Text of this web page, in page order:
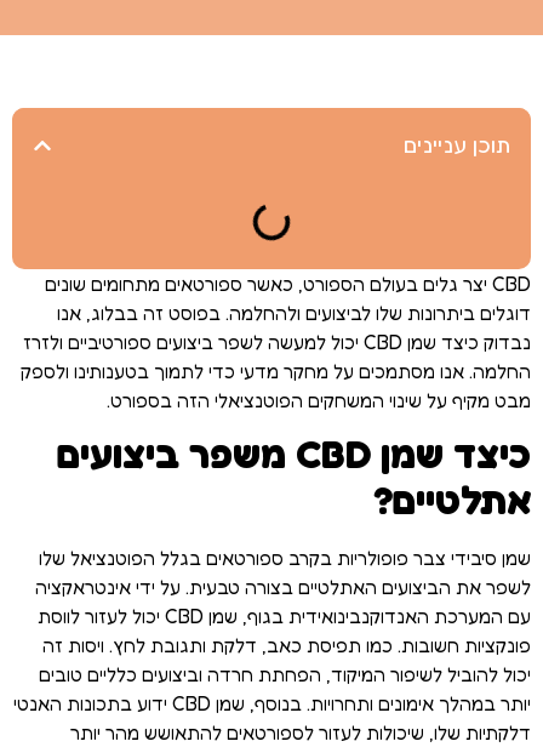
תוכן עניינים
CBD יצר גלים בעולם הספורט, כאשר ספורטאים מתחומים שונים
דוגלים ביתרונות שלו לביצועים ולהחלמה. בפוסט זה בבלוג, אנו
נבדוק כיצד שמן CBD יכול למעשה לשפר ביצועים ספורטיביים ולזרז
החלמה. אנו מסתמכים על מחקר מדעי כדי לתמוך בטענותינו ולספק
מבט מקיף על שינוי המשחקים הפוטנציאלי הזה בספורט.
כיצד שמן CBD משפר ביצועים
אתלטיים?
שמן סיבידי צבר פופולריות בקרב ספורטאים בגלל הפוטנציאל שלו
לשפר את הביצועים האתלטיים בצורה טבעית. על ידי אינטראקציה
עם המערכת האנדוקנבינואידית בגוף, שמן CBD יכול לעזור לווסת
פונקציות חשובות. כמו תפיסת כאב, דלקת ותגובת לחץ. ויסות זה
יכול להוביל לשיפור המיקוד, הפחתת חרדה וביצועים כלליים טובים
יותר במהלך אימונים ותחרויות. בנוסף, שמן CBD ידוע בתכונות האנטי
דלקתיות שלו, שיכולות לעזור לספורטאים להתאושש מהר יותר